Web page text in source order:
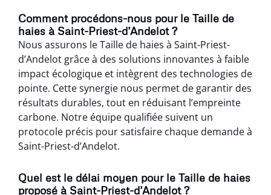
Comment procédons-nous pour le Taille de
haies à Saint-Priest-d’Andelot ?
Nous assurons le Taille de haies à Saint-Priest-
d’Andelot grâce à des solutions innovantes à faible
impact écologique et intègrent des technologies de
pointe. Cette synergie nous permet de garantir des
résultats durables, tout en réduisant l’empreinte
carbone. Notre équipe qualifiée suivent un
protocole précis pour satisfaire chaque demande à
Saint-Priest-d’Andelot.
Quel est le délai moyen pour le Taille de haies
proposé à Saint-Priest-d’Andelot ?